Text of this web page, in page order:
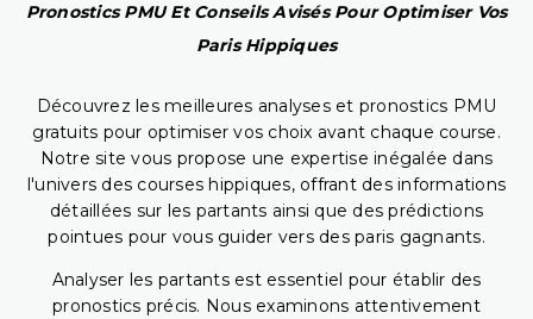
Pronostics PMU Et Conseils Avisés Pour Optimiser Vos
Paris Hippiques
Découvrez les meilleures analyses et pronostics PMU
gratuits pour optimiser vos choix avant chaque course.
Notre site vous propose une expertise inégalée dans
l'univers des courses hippiques, offrant des informations
détaillées sur les partants ainsi que des prédictions
pointues pour vous guider vers des paris gagnants.
Analyser les partants est essentiel pour établir des
pronostics précis. Nous examinons attentivement